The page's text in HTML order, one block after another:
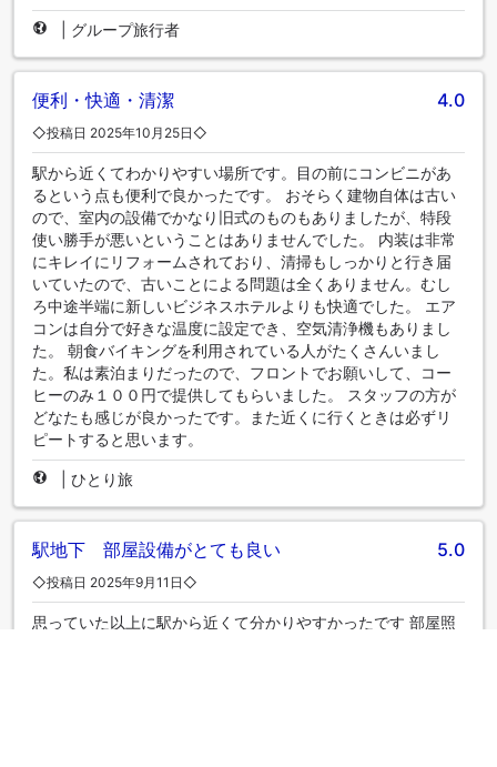
グループ旅行者
便利・快適・清潔 4.0
◇投稿日 2025年10月25日◇
駅から近くてわかりやすい場所です。目の前にコンビニがあ
るという点も便利で良かったです。 おそらく建物自体は古い
ので、室内の設備でかなり旧式のものもありましたが、特段
使い勝手が悪いということはありませんでした。 内装は非常
にキレイにリフォームされており、清掃もしっかりと行き届
いていたので、古いことによる問題は全くありません。むし
ろ中途半端に新しいビジネスホテルよりも快適でした。 エア
コンは自分で好きな温度に設定でき、空気清浄機もありまし
た。 朝食バイキングを利用されている人がたくさんいまし
た。私は素泊まりだったので、フロントでお願いして、コー
ヒーのみ１００円で提供してもらいました。 スタッフの方が
どなたも感じが良かったです。また近くに行くときは必ずリ
ピートすると思います。
ひとり旅
駅地下 部屋設備がとても良い 5.0
◇投稿日 2025年9月11日◇
思っていた以上に駅から近くて分かりやすかったです 部屋照